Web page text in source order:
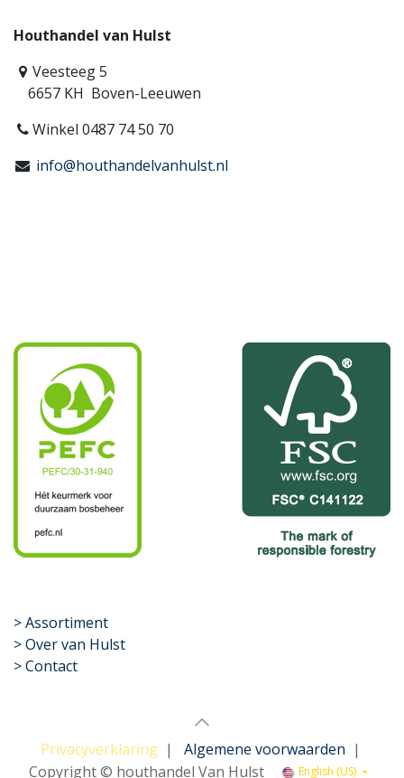
Houthandel van Hulst
Veesteeg 5
6657 KH Boven-Leeuwen
Winkel 0487 74 50 70
info@houthandelvanhulst.nl
​>Assortiment
> Over van Hulst
> Contact
Privacyverklaring| Algemene voorwaarden |
Copyright © houthandel Van Hulst
English (US)